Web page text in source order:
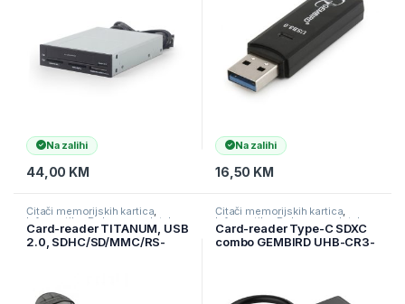
Na zalihi
44,00 KM
Na zalihi
16,50 KM
Čitači memorijskih kartica,
Informatika Pohrana podataka
Card-reader TITANUM, USB
2.0, SDHC/SD/MMC/RS-
Čitači memorijskih kartica,
Informatika Pohrana podataka
Card-reader Type-C SDXC
combo GEMBIRD UHB-CR3-